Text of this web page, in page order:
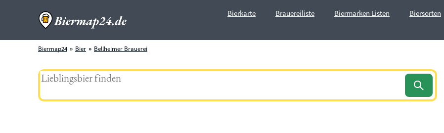
Bierkarte Brauereiliste Biermarken Listen Biersorten
Biermap24 Bier Bellheimer Brauerei